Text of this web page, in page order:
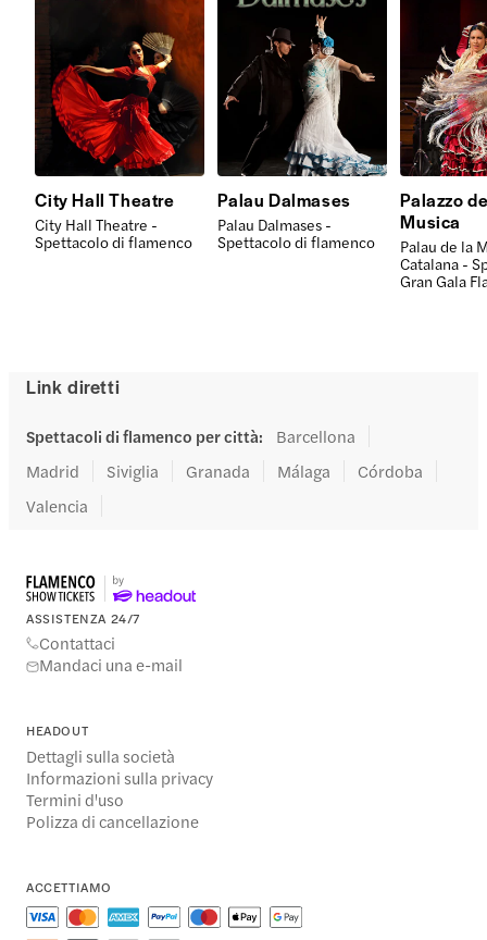
City Hall Theatre
City Hall Theatre -
Spettacolo di flamenco
Palau Dalmases
Palau Dalmases -
Spettacolo di flamenco
Palazzo
Musica
Palau de la
Catalana -
Gran Gala
Link diretti
Spettacoli di flamenco per città:
Barcellona
Madrid
Siviglia Granada Málaga
Córdoba
Valencia
ASSISTENZA 24/7
Contattaci
Mandaci una e-mail
HEADOUT
Dettagli sulla società
Informazioni sulla privacy
Termini d'uso
Polizza di cancellazione
ACCETTIAMO